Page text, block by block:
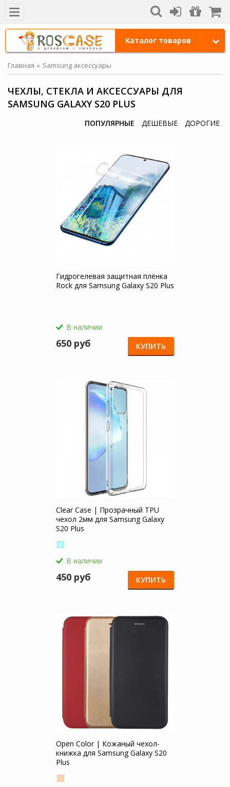
Каталог товаров
Главная Samsung аксессуары
ЧЕХЛЫ, СТЕКЛА И АКСЕССУАРЫ ДЛЯ
SAMSUNG GALAXY S20 PLUS
ПОПУЛЯРНЫЕ ДЕШЕВЫЕ ДОРОГИЕ
Гидрогелевая защитная плёнка
Rock для Samsung Galaxy S20 Plus
В наличии
650 руб КУПИТЬ
Clear Case | Прозрачный TPU
чехол 2мм для Samsung Galaxy
S20 Plus
В наличии
450 руб КУПИТЬ
Open Color | Кожаный чехол-
книжка для Samsung Galaxy S20
Plus